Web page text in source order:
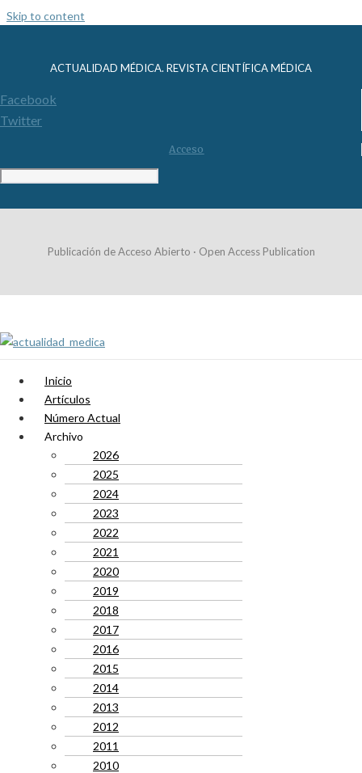
Skip to content
ACTUALIDAD MÉDICA. REVISTA CIENTÍFICA MÉDICA
Facebook
Twitter
Acceso
Publicación de Acceso Abierto · Open Access Publication
Inicio
Artículos
Número Actual
Archivo
2026
2025
2024
2023
2022
2021
2020
2019
2018
2017
2016
2015
2014
2013
2012
2011
2010